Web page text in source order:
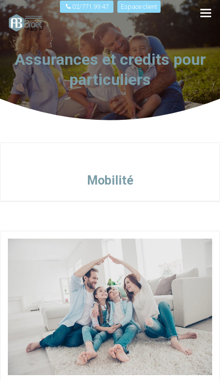
02/771.99.47 Espace client
Assurances et credits pour
particuliers
Mobilité